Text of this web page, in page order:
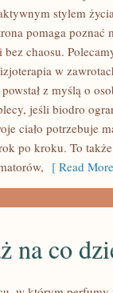
stylem
pomaga
chaosu.
w
z myślą o
jeśli biodro
ciało potrzebuje
po kroku. To
[ Read
na co